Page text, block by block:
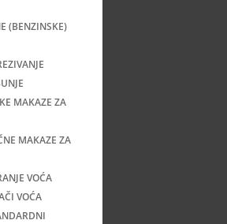
(BENZINSKE)
MAKAZE ZA
MAKAZE ZA
VOĆA
VOĆA